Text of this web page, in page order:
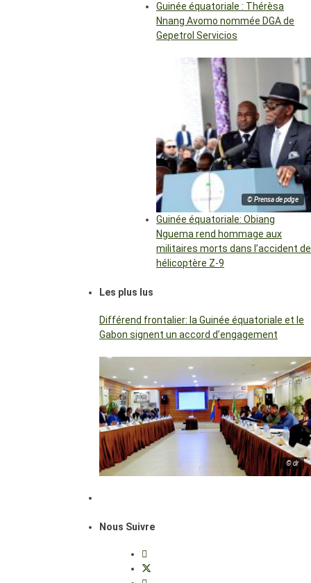
Guinée équatoriale : Thérèsa
Nnang Avomo nommée DGA de
Gepetrol Servicios
© Prensa de pdge
Guinée équatoriale: Obiang
Nguema rend hommage aux
militaires morts dans l’accident de
hélicoptère Z-9
Les plus lus
Différend frontalier: la Guinée équatoriale et le
Gabon signent un accord d’engagement
© dr
Nous Suivre